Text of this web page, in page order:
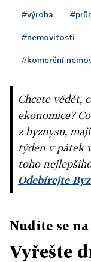
#výroba
#nemovitosti
#komerční
Chcete vědět,
ekonomice?
z byznysu,
týden v pátek
toho
Odebírejte
Nudíte se na
Vyřešte